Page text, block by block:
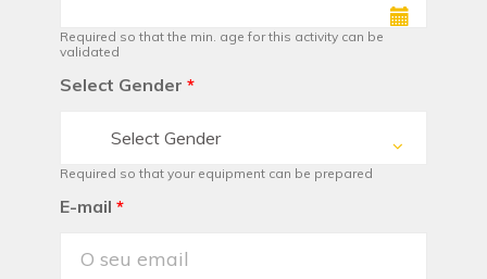
Required so that the min. age for this activity can be
validated
Select Gender *
Select Gender
Required so that your equipment can be prepared
E-mail *